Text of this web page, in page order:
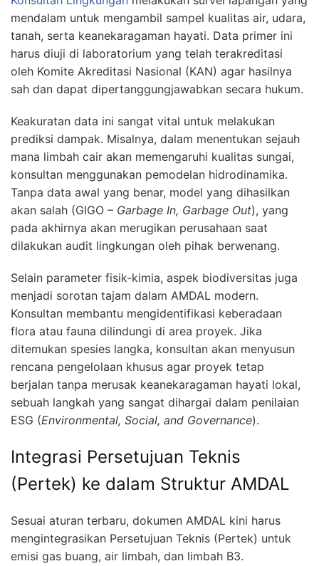
mendalam untuk mengambil sampel kualitas air, udara,
tanah, serta keanekaragaman hayati. Data primer ini
harus diuji di laboratorium yang telah terakreditasi
oleh Komite Akreditasi Nasional (KAN) agar hasilnya
sah dan dapat dipertanggungjawabkan secara hukum.
Keakuratan data ini sangat vital untuk melakukan
prediksi dampak. Misalnya, dalam menentukan sejauh
mana limbah cair akan memengaruhi kualitas sungai,
konsultan menggunakan pemodelan hidrodinamika.
Tanpa data awal yang benar, model yang dihasilkan
akan salah (GIGO – Garbage In, Garbage Out), yang
pada akhirnya akan merugikan perusahaan saat
dilakukan audit lingkungan oleh pihak berwenang.
Selain parameter fisik-kimia, aspek biodiversitas juga
menjadi sorotan tajam dalam AMDAL modern.
Konsultan membantu mengidentifikasi keberadaan
flora atau fauna dilindungi di area proyek. Jika
ditemukan spesies langka, konsultan akan menyusun
rencana pengelolaan khusus agar proyek tetap
berjalan tanpa merusak keanekaragaman hayati lokal,
sebuah langkah yang sangat dihargai dalam penilaian
ESG (Environmental, Social, and Governance).
Integrasi Persetujuan Teknis
(Pertek) ke dalam Struktur AMDAL
Sesuai aturan terbaru, dokumen AMDAL kini harus
mengintegrasikan Persetujuan Teknis (Pertek) untuk
emisi gas buang, air limbah, dan limbah B3.